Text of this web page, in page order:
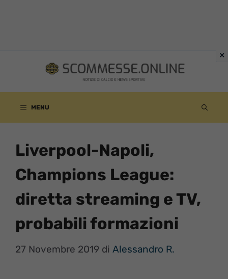
contenuto
MENU
Liverpool-Napoli,
Champions League:
diretta streaming e TV,
probabili formazioni
27 Novembre 2019 di Alessandro R.